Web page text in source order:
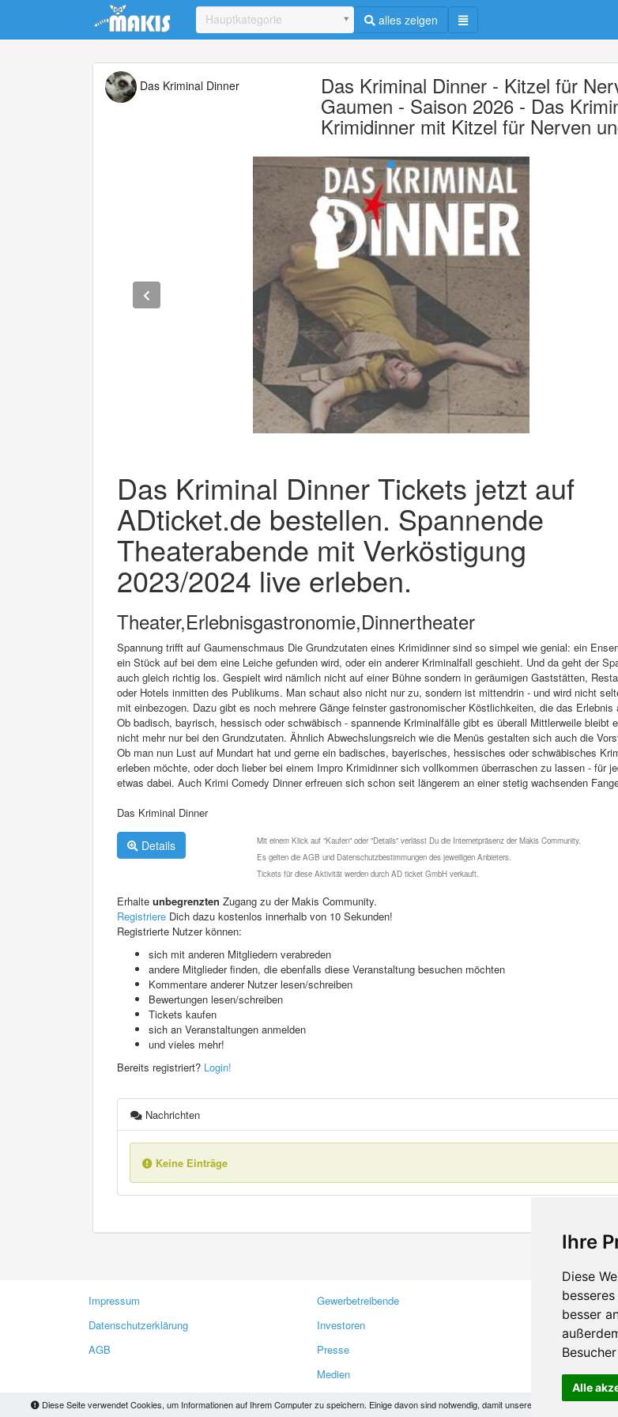
Ihre
Diese
besser
Alle
Update cookies preferences
Diese Seite verwendet Cookies, um Informationen auf Ihrem Computer zu speichern. Einige davon sind notwendig, damit unsere Seite funktioniert,
Hauptkategorie alles zeigen
Das Kriminal Dinner Das Kriminal Dinner - Kitzel für
Gaumen - Saison 2026 - Das
Krimidinner mit Kitzel für Nerven
Das Kriminal Dinner Tickets jetzt auf
ADticket.de bestellen. Spannende
Theaterabende mit Verköstigung
2023/2024 live erleben.
Theater,Erlebnisgastronomie,Dinnertheater
Spannung trifft auf Gaumenschmaus Die Grundzutaten eines Krimidinner sind so simpel wie genial: ein
ein Stück auf bei dem eine Leiche gefunden wird, oder ein anderer Kriminalfall geschieht. Und da geht der
auch gleich richtig los. Gespielt wird nämlich nicht auf einer Bühne sondern in geräumigen Gaststätten,
oder Hotels inmitten des Publikums. Man schaut also nicht nur zu, sondern ist mittendrin - und wird nicht
mit einbezogen. Dazu gibt es noch mehrere Gänge feinster gastronomischer Köstlichkeiten, die das Erlebnis
Ob badisch, bayrisch, hessisch oder schwäbisch - spannende Kriminalfälle gibt es überall Mittlerweile bleibt
nicht mehr nur bei den Grundzutaten. Ähnlich Abwechslungsreich wie die Menüs gestalten sich auch die
Ob man nun Lust auf Mundart hat und gerne ein badisches, bayerisches, hessisches oder schwäbisches
erleben möchte, oder doch lieber bei einem Impro Krimidinner sich vollkommen überraschen zu lassen - für
etwas dabei. Auch Krimi Comedy Dinner erfreuen sich schon seit längerem an einer stetig wachsenden
Das Kriminal Dinner
Details
Mit einem Klick auf "Kaufen" oder "Details" verlässt Du die Internetpräsenz der Makis Community.
Es gelten die AGB und Datenschutzbestimmungen des jeweiligen Anbieters.
Tickets für diese Aktivität werden durch AD ticket GmbH verkauft.
Erhalte unbegrenzten Zugang zu der Makis Community.
Registriere Dich dazu kostenlos innerhalb von 10 Sekunden!
Registrierte Nutzer können:
sich mit anderen Mitgliedern verabreden
andere Mitglieder finden, die ebenfalls diese Veranstaltung besuchen möchten
Kommentare anderer Nutzer lesen/schreiben
Bewertungen lesen/schreiben
Tickets kaufen
sich an Veranstaltungen anmelden
und vieles mehr!
Bereits registriert? Login!
Nachrichten
Keine Einträge
Impressum
Datenschutzerklärung
AGB
Gewerbetreibende
Investoren
Presse
Medien
Kontakt
Feedback
Fehler melden